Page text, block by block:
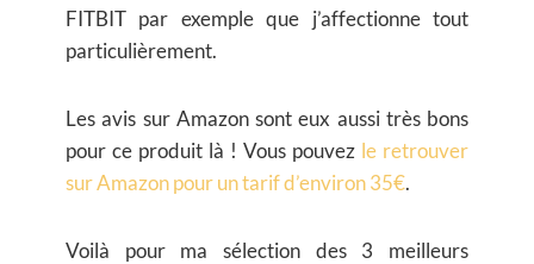
FITBIT par exemple que j’affectionne tout
particulièrement.
Les avis sur Amazon sont eux aussi très bons
pour ce produit là ! Vous pouvez le retrouver
sur Amazon pour un tarif d’environ 35€.
Voilà pour ma sélection des 3 meilleurs